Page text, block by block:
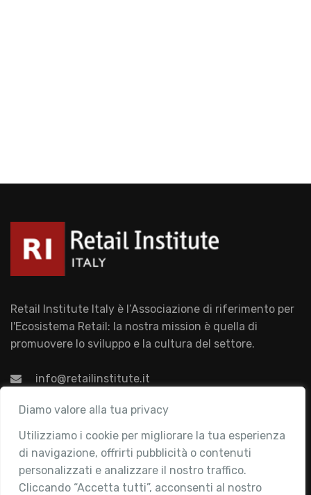
Diamo valore alla tua privacy
Utilizziamo i cookie per migliorare la tua esperienza
di navigazione, offrirti pubblicità o contenuti
personalizzati e analizzare il nostro traffico.
Cliccando “Accetta tutti”, acconsenti al nostro
Retail Institute Italy è l’Associazione di riferimento per
l'Ecosistema Retail: la nostra mission è quella di
promuovere lo sviluppo e la cultura del settore.
info@retailinstitute.it
Associazione
Chi siamo
Attività
Contatti